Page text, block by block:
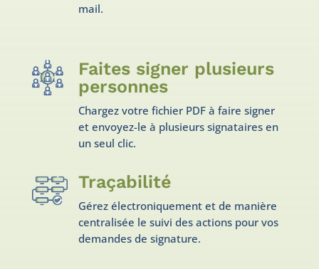
mail.
Faites signer plusieurs
personnes
Chargez votre fichier PDF à faire signer
et envoyez-le à plusieurs signataires en
un seul clic.
Traçabilité
Gérez électroniquement et de manière
centralisée le suivi des actions pour vos
demandes de signature.